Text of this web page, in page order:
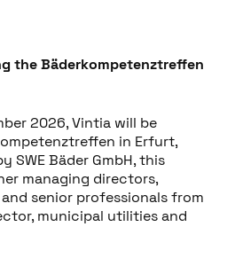
the Bäderkompetenztreffen
2026, Vintia will be
in Erfurt,
SWE Bäder GmbH, this
managing directors,
senior professionals from
municipal utilities and